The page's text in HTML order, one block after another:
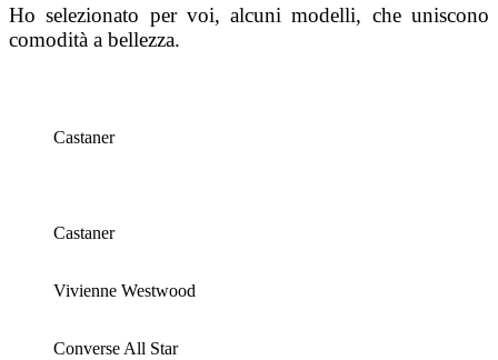
Ho selezionato per voi, alcuni modelli, che uniscono
comodità a bellezza.
Castaner
Castaner
Vivienne Westwood
Converse All Star